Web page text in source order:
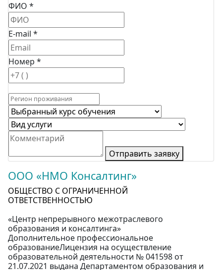
ФИО *
E-mail *
Номер *
Отправить заявку
ООО «НМО Консалтинг»
ОБЩЕСТВО С ОГРАНИЧЕННОЙ
ОТВЕТСТВЕННОСТЬЮ
«Центр непрерывного межотраслевого
образования и консалтинга»
Дополнительное профессиональное
образованиеЛицензия на осуществление
образовательной деятельности № 041598 от
21.07.2021 выдана Департаментом образования и